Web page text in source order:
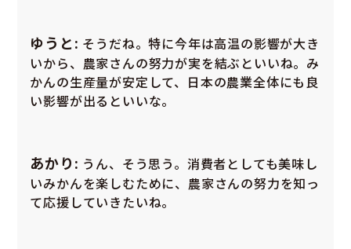
ゆうと: そうだね。特に今年は高温の影響が大き
いから、農家さんの努力が実を結ぶといいね。み
かんの生産量が安定して、日本の農業全体にも良
い影響が出るといいな。
あかり: うん、そう思う。消費者としても美味し
いみかんを楽しむために、農家さんの努力を知っ
て応援していきたいね。